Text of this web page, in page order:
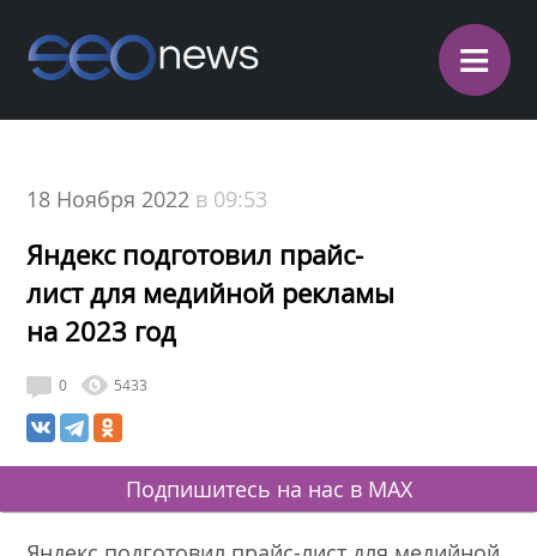
≡
18 Ноября 2022 в 09:53
Яндекс подготовил прайс-
лист для медийной рекламы
на 2023 год
0 5433
Подпишитесь на нас в MAX